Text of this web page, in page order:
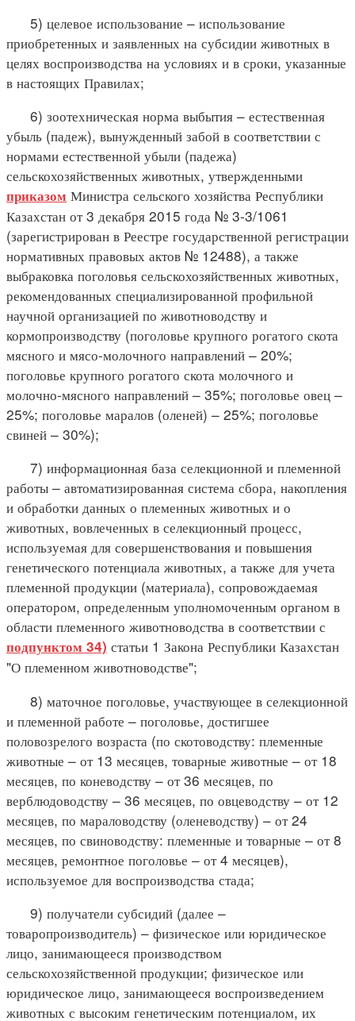
5) целевое использование – использование
приобретенных и заявленных на субсидии животных в
целях воспроизводства на условиях и в сроки, указанные
в настоящих Правилах;
6) зоотехническая норма выбытия – естественная
убыль (падеж), вынужденный забой в соответствии с
нормами естественной убыли (падежа)
сельскохозяйственных животных, утвержденными
приказом Министра сельского хозяйства Республики
Казахстан от 3 декабря 2015 года № 3-3/1061
(зарегистрирован в Реестре государственной регистрации
нормативных правовых актов № 12488), а также
выбраковка поголовья сельскохозяйственных животных,
рекомендованных специализированной профильной
научной организацией по животноводству и
кормопроизводству (поголовье крупного рогатого скота
мясного и мясо-молочного направлений – 20%;
поголовье крупного рогатого скота молочного и
молочно-мясного направлений – 35%; поголовье овец –
25%; поголовье маралов (оленей) – 25%; поголовье
свиней – 30%);
7) информационная база селекционной и племенной
работы – автоматизированная система сбора, накопления
и обработки данных о племенных животных и о
животных, вовлеченных в селекционный процесс,
используемая для совершенствования и повышения
генетического потенциала животных, а также для учета
племенной продукции (материала), сопровождаемая
оператором, определенным уполномоченным органом в
области племенного животноводства в соответствии с
подпунктом 34) статьи 1 Закона Республики Казахстан
"О племенном животноводстве";
8) маточное поголовье, участвующее в селекционной
и племенной работе – поголовье, достигшее
половозрелого возраста (по скотоводству: племенные
животные – от 13 месяцев, товарные животные – от 18
месяцев, по коневодству – от 36 месяцев, по
верблюдоводству – 36 месяцев, по овцеводству – от 12
месяцев, по мараловодству (оленеводству) – от 24
месяцев, по свиноводству: племенные и товарные – от 8
месяцев, ремонтное поголовье – от 4 месяцев),
используемое для воспроизводства стада;
9) получатели субсидий (далее –
товаропроизводитель) – физическое или юридическое
лицо, занимающееся производством
сельскохозяйственной продукции; физическое или
юридическое лицо, занимающееся воспроизведением
животных с высоким генетическим потенциалом, их